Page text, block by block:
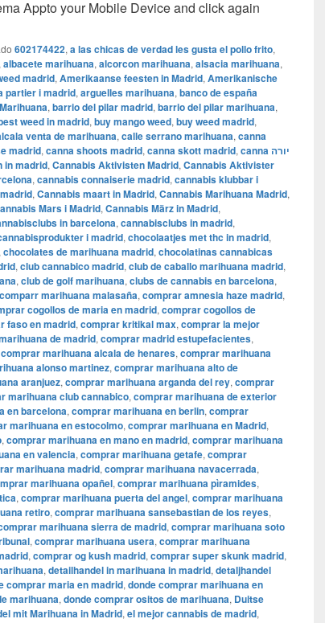
Appto your Mobile Device and click again
602174422, a las chicas de verdad les gusta el pollo frito,
albacete marihuana, alcorcon marihuana, alsacia marihuana,
madrid, Amerikaanse feesten in Madrid, Amerikanische
partier i madrid, arguelles marihuana, banco de españa
, barrio del pilar madrid, barrio del pilar marihuana,
weed in madrid, buy mango weed, buy weed madrid,
venta de marihuana, calle serrano marihuana, canna
madrid, canna shoots madrid, canna skott madrid, canna יורה
in madrid, Cannabis Aktivisten Madrid, Cannabis Aktivister
, cannabis connaiserie madrid, cannabis klubbar i
, Cannabis maart in Madrid, Cannabis Marihuana Madrid,
Mars i Madrid, Cannabis März in Madrid,
in barcelona, cannabisclubs in madrid,
i madrid, chocolaatjes met thc in madrid,
chocolates de marihuana madrid, chocolatinas cannabicas
, club cannabico madrid, club de caballo marihuana madrid,
, club de golf marihuana, clubs de cannabis en barcelona,
comparr marihuana malasaña, comprar amnesia haze madrid,
cogollos de maria en madrid, comprar cogollos de
faso en madrid, comprar kritikal max, comprar la mejor
de madrid, comprar madrid estupefacientes,
comprar marihuana alcala de henares, comprar marihuana
alonso martinez, comprar marihuana alto de
aranjuez, comprar marihuana arganda del rey, comprar
marihuana club cannabico, comprar marihuana de exterior
en barcelona, comprar marihuana en berlin, comprar
marihuana en estocolmo, comprar marihuana en Madrid,
, comprar marihuana en mano en madrid, comprar marihuana
en valencia, comprar marihuana getafe, comprar
marihuana madrid, comprar marihuana navacerrada,
marihuana opañel, comprar marihuana pìramides,
, comprar marihuana puerta del angel, comprar marihuana
retiro, comprar marihuana sansebastian de los reyes,
marihuana sierra de madrid, comprar marihuana soto
, comprar marihuana usera, comprar marihuana
, comprar og kush madrid, comprar super skunk madrid,
, detailhandel in marihuana in madrid, detaljhandel
comprar maria en madrid, donde comprar marihuana en
marihuana, donde comprar ositos de marihuana, Duitse
mit Marihuana in Madrid, el mejor cannabis de madrid,